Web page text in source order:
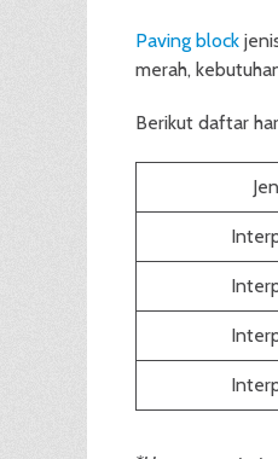
Paving block
merah,
Berikut daftar